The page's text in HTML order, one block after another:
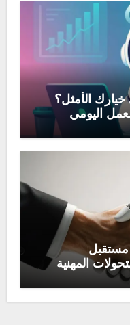
الأمثل؟
اليومي
مستقبل